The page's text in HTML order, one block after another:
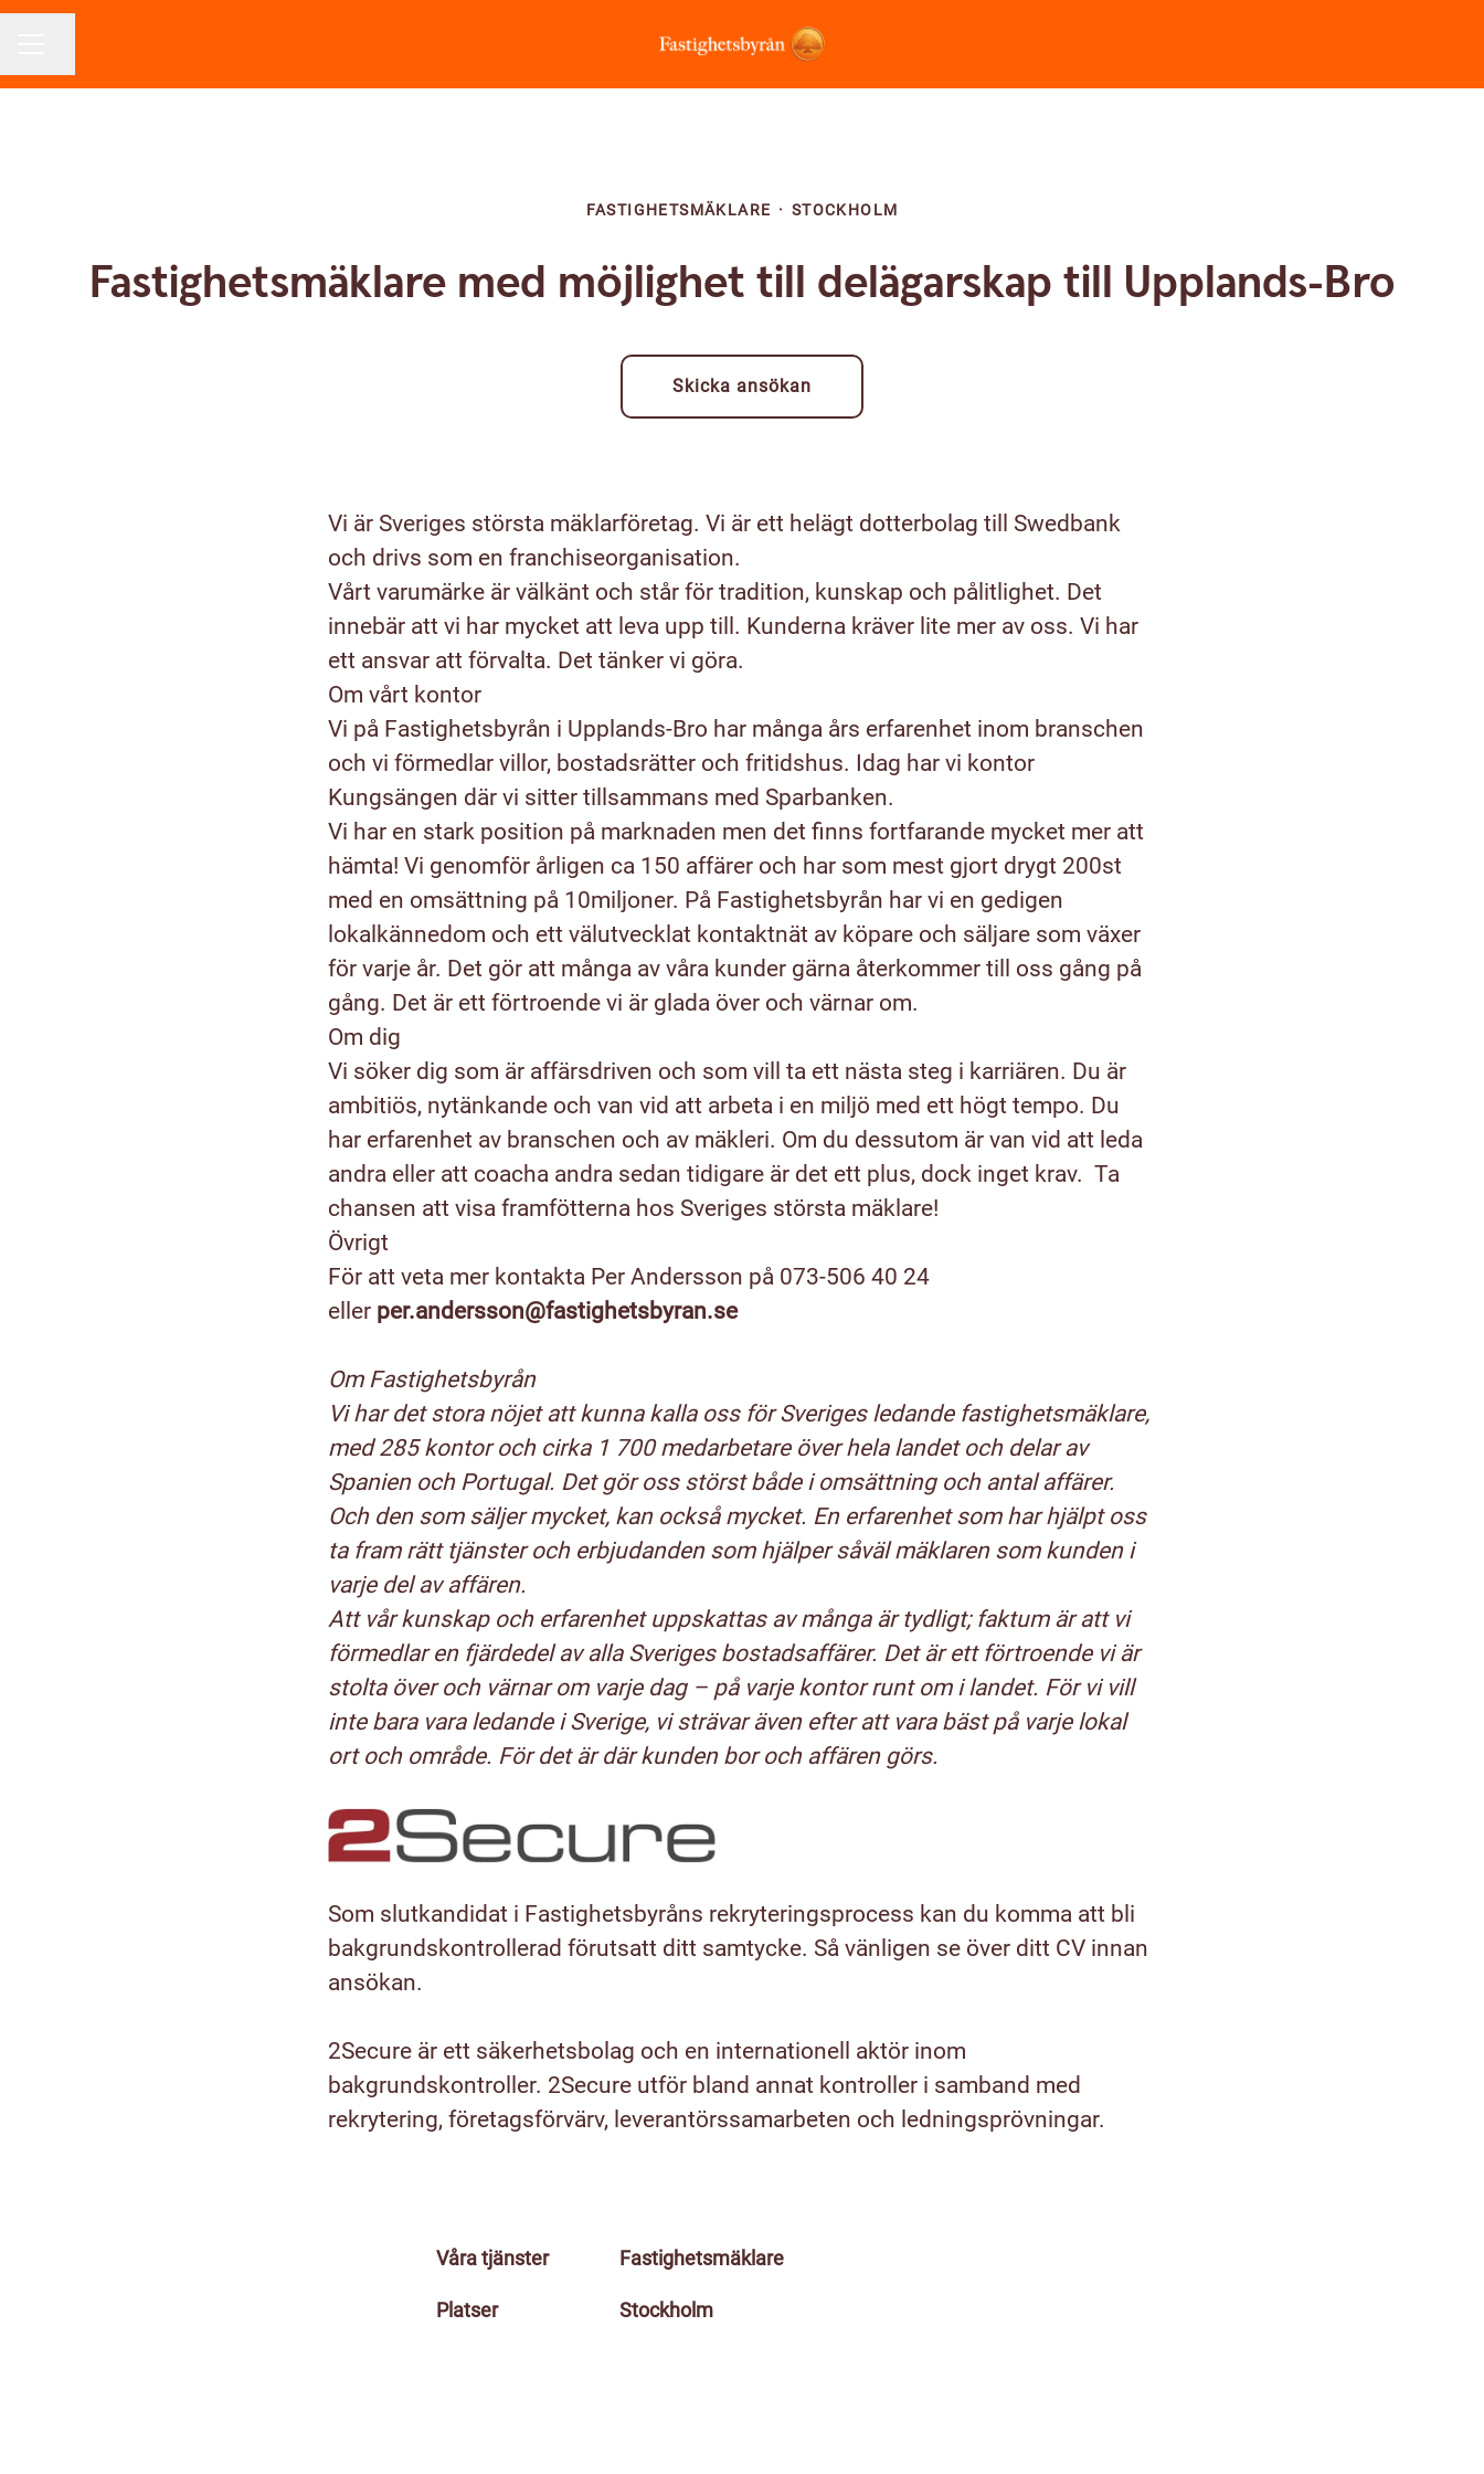
FASTIGHETSMÄKLARE · STOCKHOLM
Fastighetsmäklare med möjlighet till delägarskap till Upplands-Bro
Skicka ansökan
Vi är Sveriges största mäklarföretag. Vi är ett helägt dotterbolag till Swedbank
och drivs som en franchiseorganisation.
Vårt varumärke är välkänt och står för tradition, kunskap och pålitlighet. Det
innebär att vi har mycket att leva upp till. Kunderna kräver lite mer av oss. Vi har
ett ansvar att förvalta. Det tänker vi göra.
Om vårt kontor
Vi på Fastighetsbyrån i Upplands-Bro har många års erfarenhet inom branschen
och vi förmedlar villor, bostadsrätter och fritidshus. Idag har vi kontor
Kungsängen där vi sitter tillsammans med Sparbanken.
Vi har en stark position på marknaden men det finns fortfarande mycket mer att
hämta! Vi genomför årligen ca 150 affärer och har som mest gjort drygt 200st
med en omsättning på 10miljoner. På Fastighetsbyrån har vi en gedigen
lokalkännedom och ett välutvecklat kontaktnät av köpare och säljare som växer
för varje år. Det gör att många av våra kunder gärna återkommer till oss gång på
gång. Det är ett förtroende vi är glada över och värnar om.
Om dig
Vi söker dig som är affärsdriven och som vill ta ett nästa steg i karriären. Du är
ambitiös, nytänkande och van vid att arbeta i en miljö med ett högt tempo. Du
har erfarenhet av branschen och av mäkleri. Om du dessutom är van vid att leda
andra eller att coacha andra sedan tidigare är det ett plus, dock inget krav. Ta
chansen att visa framfötterna hos Sveriges största mäklare!
Övrigt
För att veta mer kontakta Per Andersson på 073-506 40 24
eller per.andersson@fastighetsbyran.se
Om Fastighetsbyrån
Vi har det stora nöjet att kunna kalla oss för Sveriges ledande fastighetsmäklare,
med 285 kontor och cirka 1 700 medarbetare över hela landet och delar av
Spanien och Portugal. Det gör oss störst både i omsättning och antal affärer.
Och den som säljer mycket, kan också mycket. En erfarenhet som har hjälpt oss
ta fram rätt tjänster och erbjudanden som hjälper såväl mäklaren som kunden i
varje del av affären.
Att vår kunskap och erfarenhet uppskattas av många är tydligt; faktum är att vi
förmedlar en fjärdedel av alla Sveriges bostadsaffärer. Det är ett förtroende vi är
stolta över och värnar om varje dag – på varje kontor runt om i landet. För vi vill
inte bara vara ledande i Sverige, vi strävar även efter att vara bäst på varje lokal
ort och område. För det är där kunden bor och affären görs.
Som slutkandidat i Fastighetsbyråns rekryteringsprocess kan du komma att bli
bakgrundskontrollerad förutsatt ditt samtycke. Så vänligen se över ditt CV innan
ansökan.
2Secure är ett säkerhetsbolag och en internationell aktör inom
bakgrundskontroller. 2Secure utför bland annat kontroller i samband med
rekrytering, företagsförvärv, leverantörssamarbeten och ledningsprövningar.
Våra tjänster Fastighetsmäklare
Platser Stockholm